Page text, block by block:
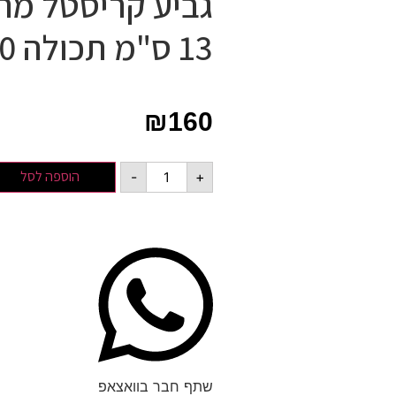
13 ס"מ תכולה 100 מ"ל
₪160
- + הוספה לסל
שתף חבר בוואצאפ